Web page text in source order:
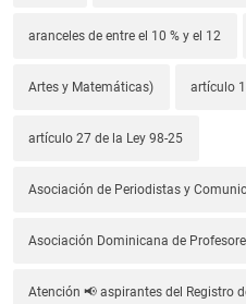
aranceles de entre el 10 % y el 12
Artes y Matemáticas) artículo
artículo 27 de la Ley 98-25
Asociación de Periodistas y
Asociación Dominicana de
Atención 📢 aspirantes del Registro